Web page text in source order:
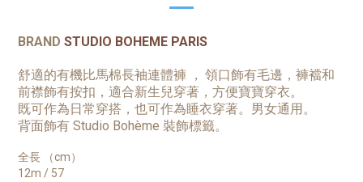
BRAND STUDIO BOHEME PARIS
舒適的有機比馬棉長袖連體褲 ， 領口飾有毛邊， 褲襠和
前襟飾有按扣， 適合新生兒穿著，方便寶寶穿衣。
既可作為日常穿搭，也可作為睡衣穿著。男女通用。
背面飾有 Studio Bohème 裝飾標籤。
全長 （cm）
12m / 57